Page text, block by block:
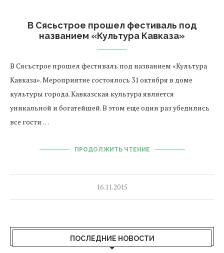
В Сясьстрое прошел фестиваль под
названием «Культура Кавказа»
В Сясьстрое прошел фестиваль под названием «Культура
Кавказа». Мероприятие состоялось 31 октября в доме
культуры города. Кавказская культура является
уникальной и богатейшей. В этом еще один раз убедились
все гости …
ПРОДОЛЖИТЬ ЧТЕНИЕ
16.11.2015
ПОСЛЕДНИЕ НОВОСТИ